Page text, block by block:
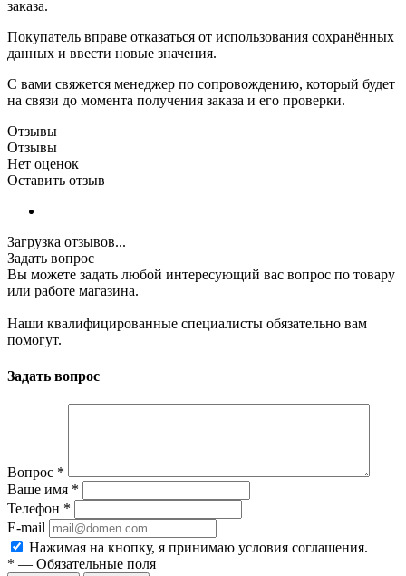
заказа.
Покупатель вправе отказаться от использования сохранённых
данных и ввести новые значения.
С вами свяжется менеджер по сопровождению, который будет
на связи до момента получения заказа и его проверки.
Отзывы
Отзывы
Нет оценок
Оставить отзыв
Загрузка отзывов...
Задать вопрос
Вы можете задать любой интересующий вас вопрос по товару
или работе магазина.
Наши квалифицированные специалисты обязательно вам
помогут.
Задать вопрос
Вопрос *
Ваше имя *
Телефон *
E-mail
Нажимая на кнопку, я принимаю условия соглашения.
* — Обязательные поля